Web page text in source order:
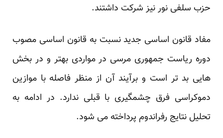
حزب سلفی نور نیز شرکت داشتند.
مفاد قانون اساسی جدید نسبت به قانون اساسی مصوب
دوره ریاست جمهوری مرسی در مواردی بهتر و در بخش
هایی بد تر است و برآیند آن از منظر فاصله با موازین
دموکراسی فرق چشمگیری با قبلی ندارد. در ادامه به
تحلیل نتایج رفراندوم پرداخته می شود.